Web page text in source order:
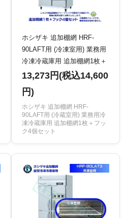
ホシザキ 追加棚網 HRF-
90LAFT用 (冷凍室用) 業務用
冷凍冷蔵庫用 追加棚網1枚＋
フック4個セット
13,273円(税込14,600
円)
ホシザキ 追加棚網 HRF-
90LAFT用 (冷蔵室用) 業務用冷
凍冷蔵庫用 追加棚網1枚＋フッ
ク4個セット